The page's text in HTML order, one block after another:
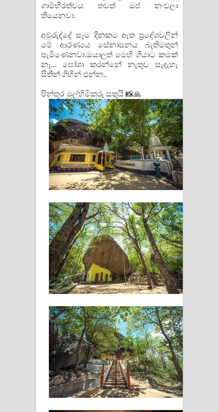
ගාම්භීරත්වය තවත් ඔප් නංවලා
තියෙනවා.
අවුරුද්දේ සෑම දිනකම ඈත ප්‍රදේශවලින්
මේ ආරණ්‍යය සේනාසනය බැතිමතුන්
පැමිණෙනවා.ඔයාලත් මෙහි ගියාට කමක්
නෑ... ඝෝශා කරන්නේ නැතුව සැදැහැ
සිතින් ගිහින් එන්න..
පින්තූර මුල්හිමිකරු සතුයි 📸🙏